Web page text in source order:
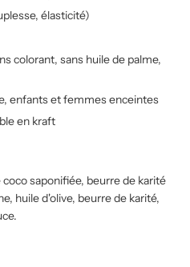
élasticité)
colorant, sans huile de palme,
enfants et femmes enceintes
en kraft
saponifiée, beurre de karité
huile d'olive, beurre de karité,